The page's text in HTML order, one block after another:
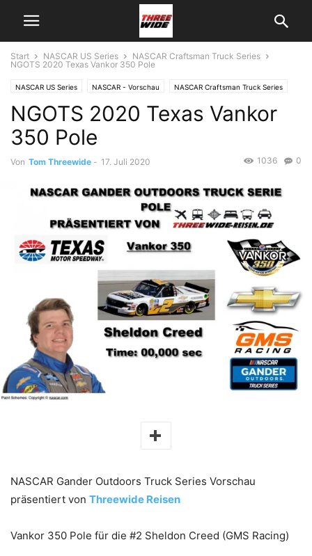
Start NASCAR US Series
NASCAR Craftsman Truck Series
NGOTS 2020 Texas Vankor 350 Pole
NASCAR US Series NASCAR - Vorschau NASCAR Craftsman Truck Series
NGOTS 2020 Texas Vankor
350 Pole
Von Tom Threewide - 17. Juli 2020 0
1036
NASCAR Gander Outdoors Truck Series Vorschau
präsentiert von Threewide Reisen
Vankor 350 Pole für die #2 Sheldon Creed (GMS Racing)